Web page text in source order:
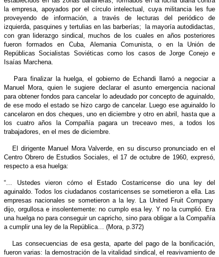
la empresa, apoyados por el círculo intelectual, cuya militancia les fue
proveyendo de información, a través de lecturas del periódico de
izquierda, pasquines y tertulias en las barberías; la mayoría autodidactas,
con gran liderazgo sindical, muchos de los cuales en años posteriores
fueron formados en Cuba, Alemania Comunista, o en la Unión de
Repúblicas Socialistas Soviéticas como los casos de Jorge Conejo e
Isaías Marchena.
Para finalizar la huelga, el gobierno de Echandi llamó a negociar a
Manuel Mora, quien le sugiere declarar el asunto emergencia nacional
para obtener fondos para cancelar lo adeudado por concepto de aguinaldo,
de ese modo el estado se hizo cargo de cancelar. Luego ese aguinaldo lo
cancelaron en dos cheques, uno en diciembre y otro en abril, hasta que a
los cuatro años la Compañía pagara un treceavo mes, a todos los
trabajadores, en el mes de diciembre.
El dirigente Manuel Mora Valverde, en su discurso pronunciado en el
Centro Obrero de Estudios Sociales, el 17 de octubre de 1960, expresó,
respecto a esa huelga:
“… Ustedes vieron cómo el Estado Costarricense dio una ley del
aguinaldo. Todos los ciudadanos costarricenses se sometieron a ella. Las
empresas nacionales se sometieron a la ley. La United Fruit Company
dijo, orgullosa e insolentemente: no cumplo esa ley. Y no la cumplió. Era
una huelga no para conseguir un capricho, sino para obligar a la Compañía
a cumplir una ley de la República… (Mora, p.372)
Las consecuencias de esa gesta, aparte del pago de la bonificación,
fueron varias: la demostración de la vitalidad sindical, el reavivamiento de